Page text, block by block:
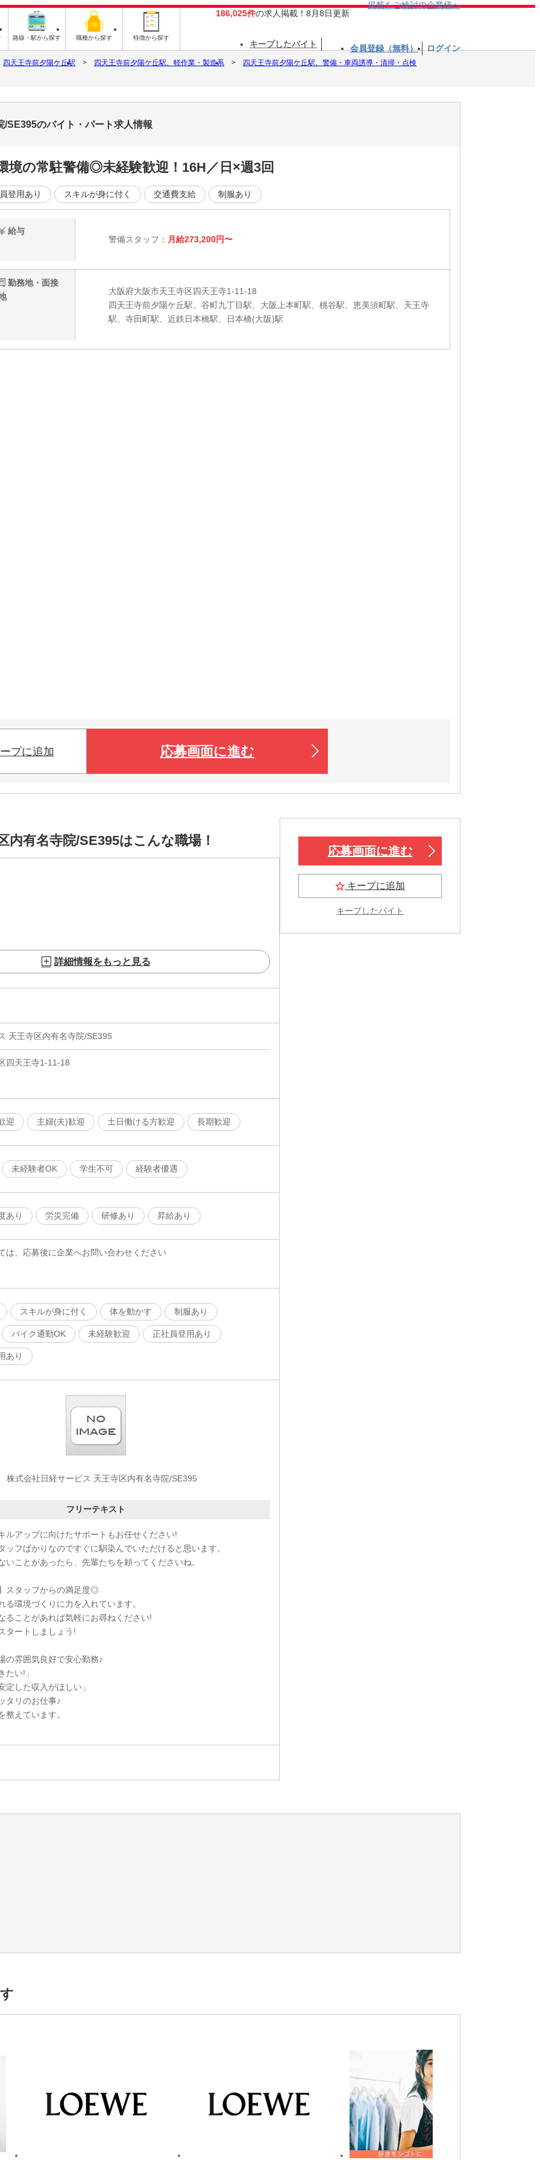
路線・駅から探す 職種から探す 特徴から探す
186,025件の求人掲載！8月8日更新
掲載をご検討の企業様へ
キープしたバイト 会員登録（無料） ログイン
四天王寺前夕陽ケ丘駅 四天王寺前夕陽ケ丘駅、軽作業・製造系 四天王寺前夕陽ケ丘駅、警備・車両誘導・清掃・点検
SE395のバイト・パート求人情報
境の常駐警備◎未経験歓迎！16H／日×週3回
登用あり スキルが身に付く 交通費支給 制服あり
給与
警備スタッフ： 月給273,200円〜
勤務地・面接
大阪府大阪市天王寺区四天王寺1-11-18
四天王寺前夕陽ケ丘駅、谷町九丁目駅、大阪上本町駅、桃谷駅、恵美須町駅、天王寺
駅、寺田町駅、近鉄日本橋駅、日本橋(大阪)駅
プに追加 応募画面に進む
内有名寺院/SE395はこんな職場！
詳細情報をもっと見る
天王寺区内有名寺院/SE395
四天王寺1-11-18
迎 主婦(夫)歓迎 土日働ける方歓迎 長期歓迎
未経験者OK 学生不可 経験者優遇
あり 労災完備 研修あり 昇給あり
は、応募後に企業へお問い合わせください
スキルが身に付く 体を動かす 制服あり
バイク通勤OK 未経験歓迎 正社員登用あり
あり
株式会社日経サービス 天王寺区内有名寺院/SE395
フリーテキスト
ルアップに向けたサポートもお任せください!
ッフばかりなのですぐに馴染んでいただけると思います。
いことがあったら、先輩たちを頼ってくださいね。
スタッフからの満足度◎
る環境づくりに力を入れています。
ることがあれば気軽にお尋ねください!
タートしましょう!
の雰囲気良好で安心勤務♪
たい!」
定した収入がほしい」
タリのお仕事♪
整えています。
応募画面に進む
キープに追加
キープしたバイト
給します。
時間）を導入しています。